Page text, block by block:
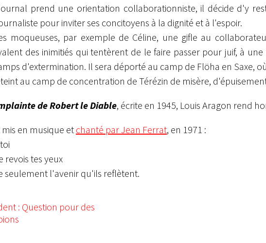
prend une orientation collaborationniste, il décide d'y
pour inviter ses concitoyens à la dignité et à l'espoir.
moqueuses, par exemple de Céline, une gifle au
des inimitiés qui tentèrent de le faire passer pour juif, à
d'extermination. Il sera déporté au camp de Flöha en Saxe,
au camp de concentration de Térézin de misère,
de Robert le Diable, écrite en 1945, Louis Aragon rend
mis en musique et chanté par Jean Ferrat, en 1971 :
revois tes yeux
seulement l'avenir qu'ils reflètent.
: Question pour des